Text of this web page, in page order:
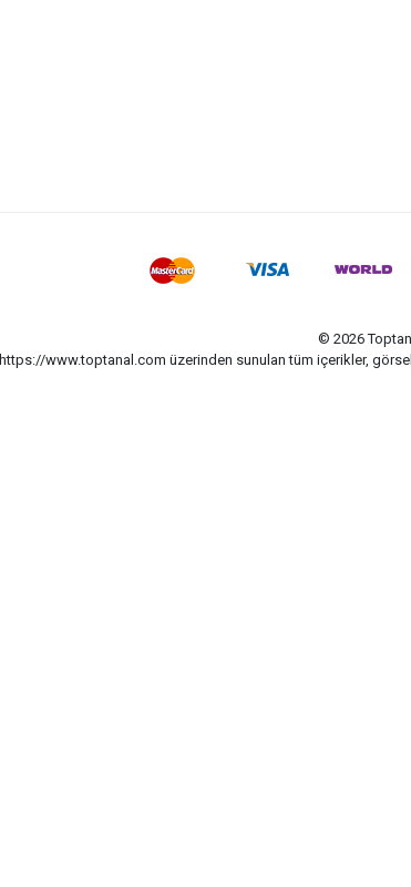
© 2026
https://www.toptanal.com üzerinden sunulan tüm içerikler,